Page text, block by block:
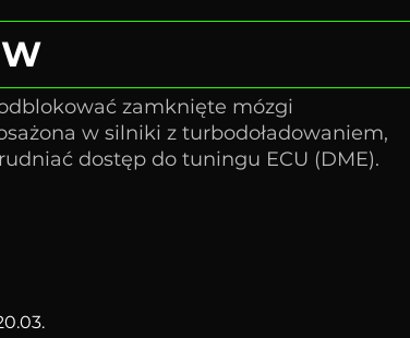
zamknięte mózgi
w silniki z turbodoładowaniem,
dostęp do tuningu ECU (DME).